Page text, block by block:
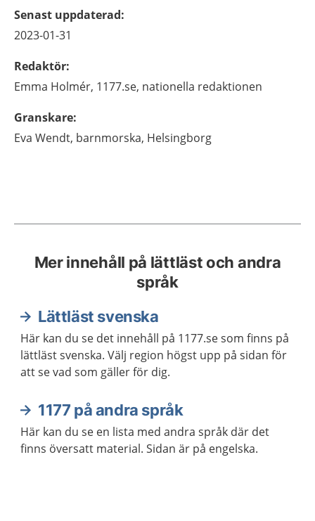
Senast uppdaterad:
2023-01-31
Redaktör:
Emma Holmér, 1177.se, nationella redaktionen
Granskare:
Eva Wendt, barnmorska, Helsingborg
Mer innehåll på lättläst och andra
språk
Lättläst svenska
Här kan du se det innehåll på 1177.se som finns på
lättläst svenska. Välj region högst upp på sidan för
att se vad som gäller för dig.
1177 på andra språk
Här kan du se en lista med andra språk där det
finns översatt material. Sidan är på engelska.